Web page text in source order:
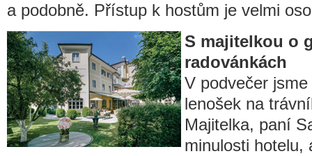
a podobně. Přístup k hostům je velmi
S majitelkou o
radovánkách
V podvečer
lenošek na
Majitelka, paní
minulosti hotelu,